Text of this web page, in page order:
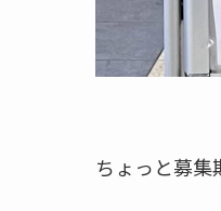
ちょっと募集